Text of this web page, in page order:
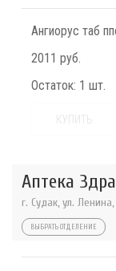
Ангиорус таб
2011 руб.
Остаток: 1 шт.
Аптека
г. Судак, ул. Ленина,
ВЫБРАТЬ ОТДЕЛЕНИЕ